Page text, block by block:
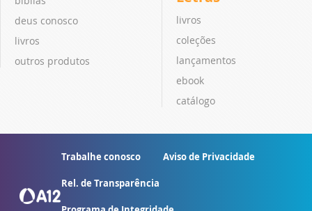
deus conosco
livros
outros produtos
livros
coleções
lançamentos
ebook
catálogo
Trabalhe conosco Aviso de Privacidade
Rel. de Transparência